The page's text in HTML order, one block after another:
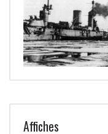
Affiches